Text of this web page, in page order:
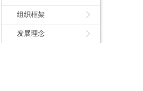
组织框架
发展理念